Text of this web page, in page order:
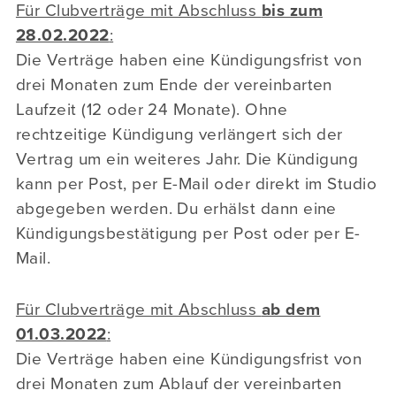
Für Clubverträge mit Abschluss bis zum
28.02.2022:
Die Verträge haben eine Kündigungsfrist von
drei Monaten zum Ende der vereinbarten
Laufzeit (12 oder 24 Monate). Ohne
rechtzeitige Kündigung verlängert sich der
Vertrag um ein weiteres Jahr. Die Kündigung
kann per Post, per E-Mail oder direkt im Studio
abgegeben werden. Du erhälst dann eine
Kündigungsbestätigung per Post oder per E-
Mail.
Für Clubverträge mit Abschluss ab dem
01.03.2022:
Die Verträge haben eine Kündigungsfrist von
drei Monaten zum Ablauf der vereinbarten